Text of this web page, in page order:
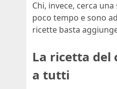
Chi, invece, cerca
poco tempo e sono
ricette basta
La ricetta del
a tutti